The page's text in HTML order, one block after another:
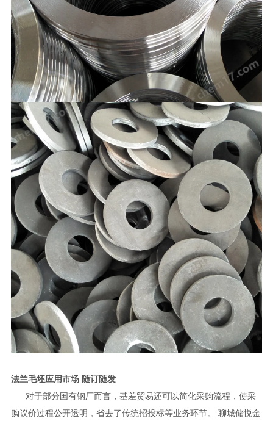
法兰毛坯应用市场 随订随发
对于部分国有钢厂而言，基差贸易还可以简化采购流程，使采
购议价过程公开透明，省去了传统招投标等业务环节。 聊城储悦金